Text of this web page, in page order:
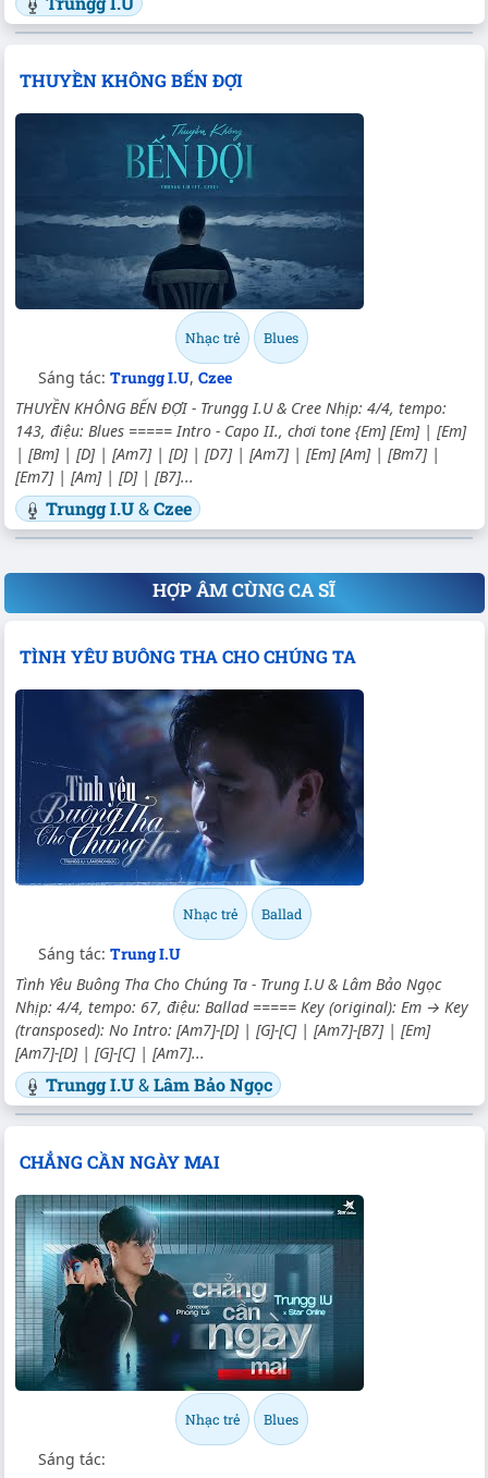
THUYỀN KHÔNG BẾN ĐỢI
Nhạc trẻ Blues
Sáng tác: Trungg I.U, Czee
THUYỀN KHÔNG BẾN ĐỢI - Trungg I.U & Cree Nhịp: 4/4, tempo:
143, điệu: Blues ===== Intro - Capo II., chơi tone {Em] [Em] | [Em]
| [Bm] | [D] | [Am7] | [D] | [D7] | [Am7] | [Em] [Am] | [Bm7] |
[Em7] | [Am] | [D] | [B7]...
Trungg I.U&Czee
HỢP ÂM CÙNG CA SĨ
TÌNH YÊU BUÔNG THA CHO CHÚNG TA
Nhạc trẻ Ballad
Sáng tác: Trung I.U
Tình Yêu Buông Tha Cho Chúng Ta - Trung I.U & Lâm Bảo Ngọc
Nhịp: 4/4, tempo: 67, điệu: Ballad ===== Key (original): Em → Key
(transposed): No Intro: [Am7]-[D] | [G]-[C] | [Am7]-[B7] | [Em]
[Am7]-[D] | [G]-[C] | [Am7]...
Trungg I.U&Lâm Bảo Ngọc
CHẲNG CẦN NGÀY MAI
Nhạc trẻ Blues
Sáng tác: